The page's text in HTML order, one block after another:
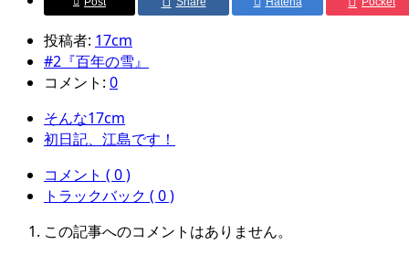
投稿者: 17cm
#2『百年の雪』
コメント: 0
そんな17cm
初日記、江島です！
コメント ( 0 )
トラックバック ( 0 )
この記事へのコメントはありません。